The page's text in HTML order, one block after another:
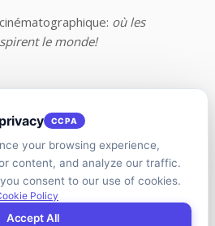
où les
le monde!
CCPA
your browsing experience,
content, and analyze our traffic.
consent to our use of cookies.
Policy
Accept All